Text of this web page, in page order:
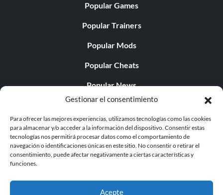
Gestionar el consentimiento
Para ofrecer las mejores experiencias, utilizamos tecnologías como las cookies
para almacenar y/o acceder a la información del dispositivo. Consentir estas
tecnologías nos permitirá procesar datos como el comportamiento de
navegación o identificaciones únicas en este sitio. No consentir o retirar el
consentimiento, puede afectar negativamente a ciertas características y
funciones.
Acepte
Popular Games
Popular Trainers
Popular Mods
Popular Cheats
Popular News
Popular Editorials
Popular Free Games
LATEST UPDATES